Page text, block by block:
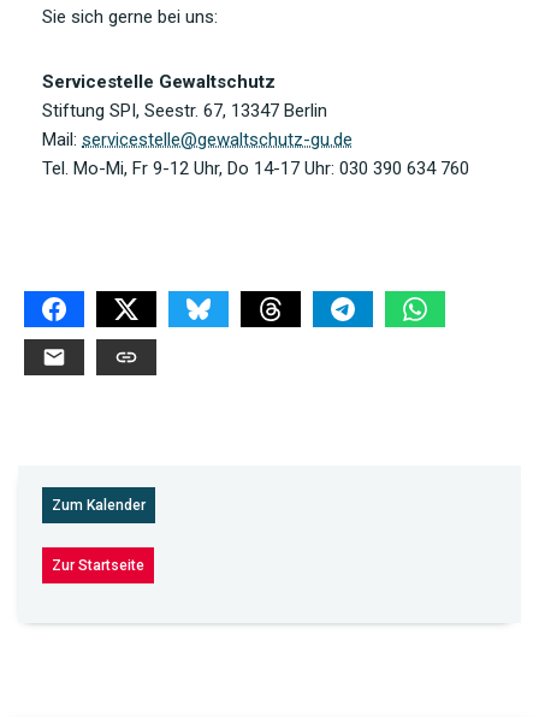
Sie sich gerne bei uns:
Servicestelle Gewaltschutz
Stiftung SPI, Seestr. 67, 13347 Berlin
Mail: servicestelle@gewaltschutz-gu.de
Tel. Mo-Mi, Fr 9-12 Uhr, Do 14-17 Uhr: 030 390 634 760
Zum Kalender
Zur Startseite